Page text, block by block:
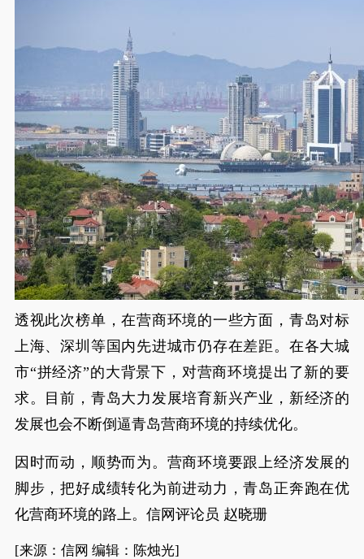
透视此次榜单，在营商环境的一些方面，青岛对标
上海、深圳等国内先进城市仍存在差距。在各大城
市“拼经济”的大背景下，对营商环境提出了新的要
求。目前，青岛大力发展培育新兴产业，新经济的
发展也会不断倒逼青岛营商环境的持续优化。
因时而动，顺势而为。营商环境要跟上经济发展的
脚步，把好成绩转化为前进动力，青岛正奔跑在优
化营商环境的路上。信网评论员 赵晓珊
[来源：信网 编辑：陈烛光]